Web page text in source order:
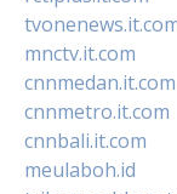
mnctv.it.com
cnnmedan.it.com
cnnmetro.it.com
cnnbali.it.com
meulaboh.id